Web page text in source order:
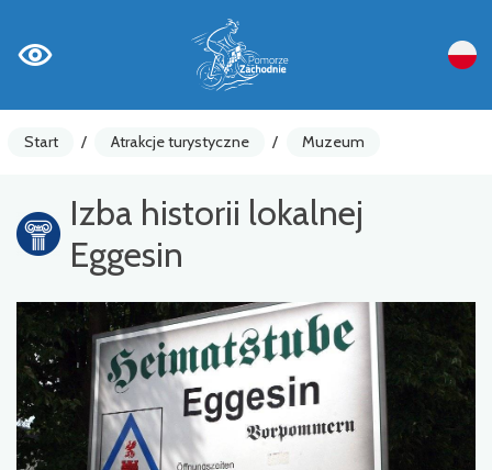
Start / Atrakcje turystyczne / Muzeum
Izba historii lokalnej
Eggesin